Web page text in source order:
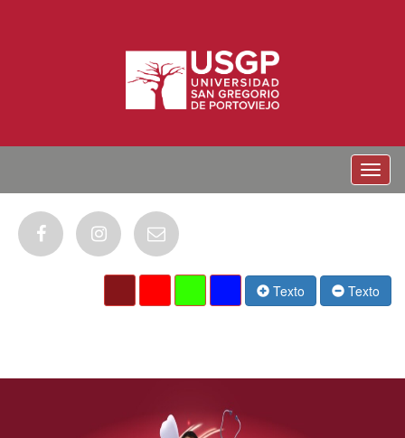
Menu
Texto Texto